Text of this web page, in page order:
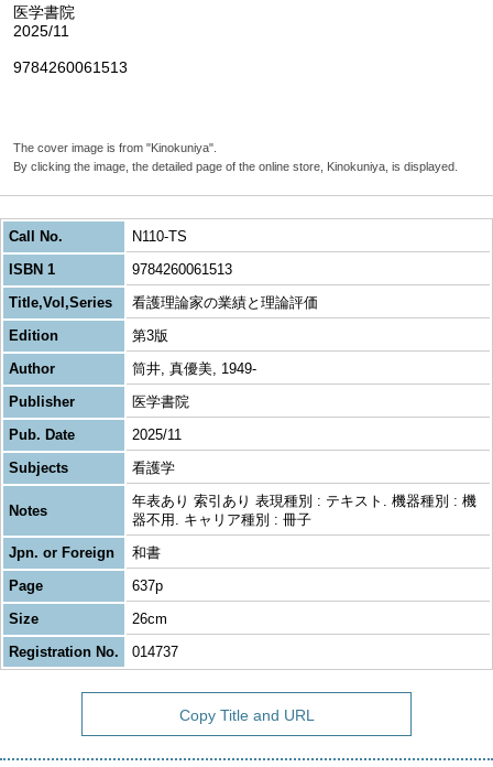
医学書院
2025/11
9784260061513
The cover image is from "Kinokuniya".
By clicking the image, the detailed page of the online store, Kinokuniya, is displayed.
Call No.
N110-TS
ISBN 1
9784260061513
Title,Vol,Series
看護理論家の業績と理論評価
Edition
第3版
Author
筒井, 真優美, 1949-
Publisher
医学書院
Pub. Date
2025/11
Subjects
看護学
Notes
年表あり 索引あり 表現種別 : テキスト. 機器種別 : 機
器不用. キャリア種別 : 冊子
Jpn. or Foreign
和書
Page
637p
Size
26cm
Registration No.
014737
Copy Title and URL